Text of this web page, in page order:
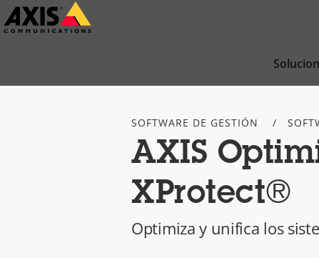
Saltar
al
SOFTWARE DE GESTIÓN
AXIS
XProtect®
Optimiza y unifica los